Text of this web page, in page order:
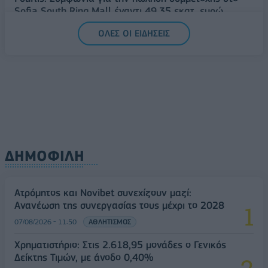
Sofia South Ring Mall έναντι 49,35 εκατ. ευρώ
ΟΛΕΣ ΟΙ ΕΙΔΗΣΕΙΣ
ΔΗΜΟΦΙΛΗ
Ατρόμητος και Novibet συνεχίζουν μαζί:
Ανανέωση της συνεργασίας τους μέχρι το 2028
07/08/2026 - 11:50 ΑΘΛΗΤΙΣΜΟΣ
Χρηματιστήριο: Στις 2.618,95 μονάδες ο Γενικός
Δείκτης Τιμών, με άνοδο 0,40%